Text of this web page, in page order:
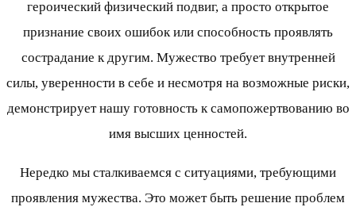
героический физический подвиг, а просто открытое
признание своих ошибок или способность проявлять
сострадание к другим. Мужество требует внутренней
силы, уверенности в себе и несмотря на возможные риски,
демонстрирует нашу готовность к самопожертвованию во
имя высших ценностей.
Нередко мы сталкиваемся с ситуациями, требующими
проявления мужества. Это может быть решение проблем